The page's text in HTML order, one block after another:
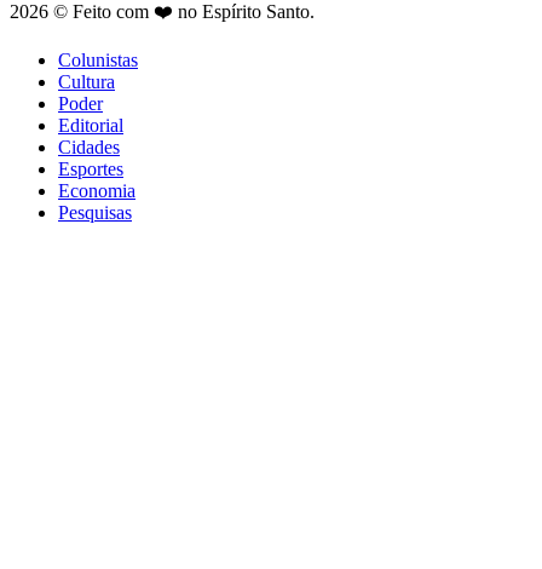
2026 © Feito com ❤️ no Espírito Santo.
Colunistas
Cultura
Poder
Editorial
Cidades
Esportes
Economia
Pesquisas